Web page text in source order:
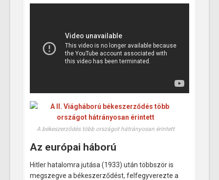
A békeszerződés több országot hátrányosan érintett
Az európai háború
Hitler hatalomra jutása (1933) után többször is
megszegve a békeszerződést, felfegyverezte a